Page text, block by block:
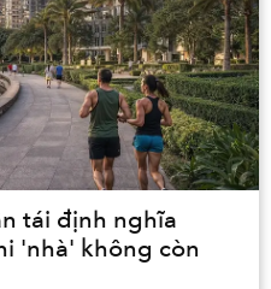
tái định nghĩa
'nhà' không còn